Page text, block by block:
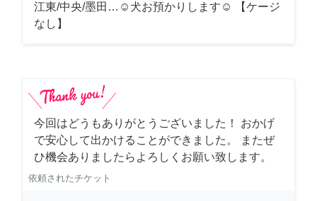
江東/中央/墨田…☺︎犬お預かりします☺︎ 【ケージ
なし】
今回はどうもありがとうございました！ おかげ
で安心して出かけることができました。 またぜ
ひ機会ありましたらよろしくお願い致します。
依頼されたチケット